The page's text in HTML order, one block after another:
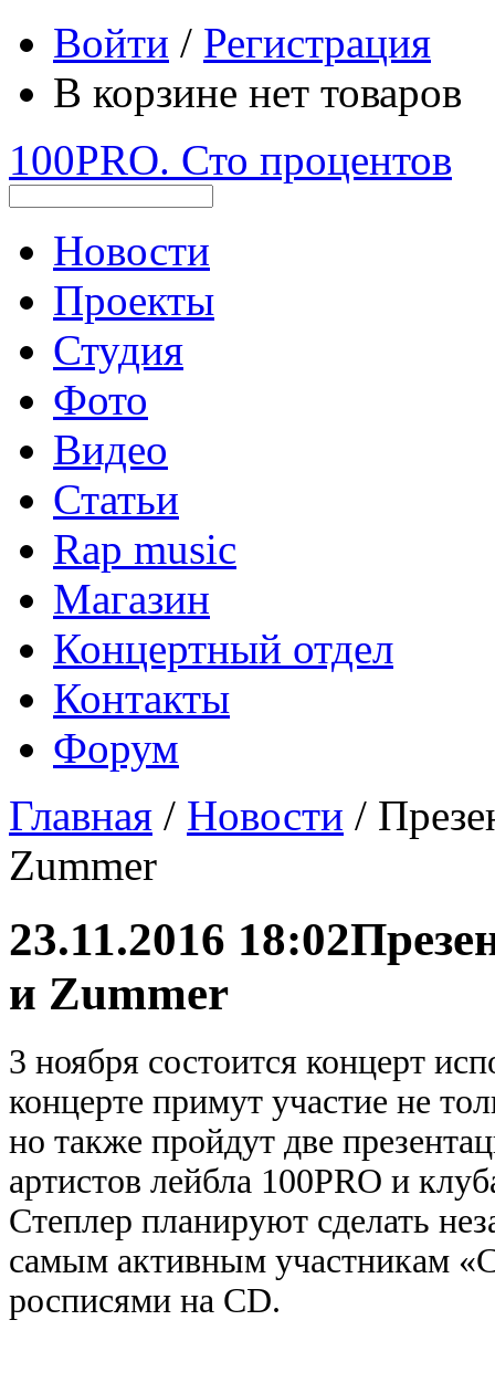
Войти / Регистрация
В корзине нет товаров
100PRO. Сто процентов
Новости
Проекты
Студия
Фото
Видео
Статьи
Rap music
Магазин
Концертный отдел
Контакты
Форум
Главная / Новости /
Zummer
23.11.2016 18:02
и Zummer
3 ноября состоится концерт
концерте примут участие не
но также пройдут две
артистов лейбла 100PRO и
Степлер планируют сделать
самым активным участникам
росписями на CD.